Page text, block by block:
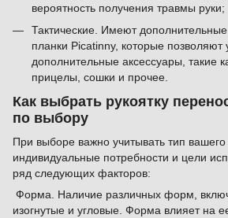
вероятность получения травмы руки;
Тактические. Имеют
планки Picatinny, которые позволяют
дополнительные аксессуары, такие
прицелы, сошки и прочее.
Как выбрать рукоятку
по выбору
При выборе важно учитывать тип
индивидуальные потребности и цели
ряд следующих факторов:
Форма. Наличие различных форм,
изогнутые и угловые. Форма влияет на